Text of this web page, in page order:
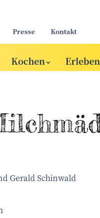
Presse Kontakt
Kochen Erleben
Gerald Schinwald